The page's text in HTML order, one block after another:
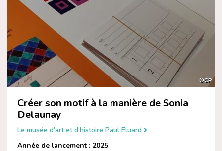
©CP
Créer son motif à la manière de Sonia
Delaunay
Le musée d’art et d’histoire Paul Eluard
Année de lancement : 2025